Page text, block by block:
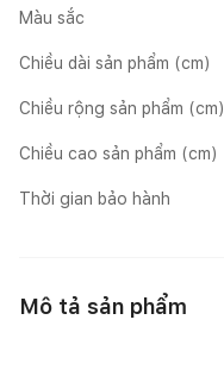
Màu sắc
Chiều dài sản phẩm (cm)
Chiều rộng sản phẩm (cm)
Chiều cao sản phẩm (cm)
Thời gian bảo hành
Mô tả sản phẩm